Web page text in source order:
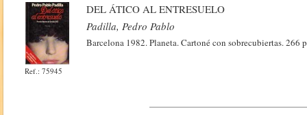
Ref.: 75945
DEL ÁTICO AL ENTRESUELO
Padilla, Pedro Pablo
Barcelona 1982. Planeta. Cartoné con sobrecubiertas.